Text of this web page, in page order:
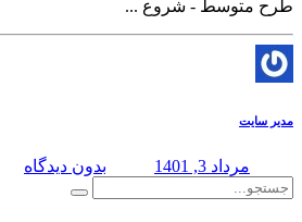
طرح متوسط - شروع ...
مدیر سایت
مرداد 3, 1401 بدون دیدگاه